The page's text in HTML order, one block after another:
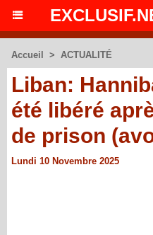
Accueil > ACTUALITÉ
Liban:
été libéré
de prison
Lundi 10 Novembre 2025